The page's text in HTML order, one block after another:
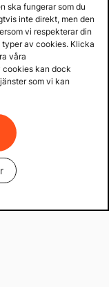
ska fungerar som du
inte direkt, men den
vi respekterar din
av cookies. Klicka
våra
cookies kan dock
som vi kan